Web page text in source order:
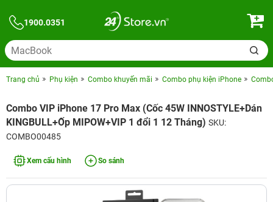
1900.0351
Trang chủ Phụ kiện Combo khuyến mãi Combo phụ kiện iPhone
Combo VIP iPhone 17 Pro Max (Cốc 45W INNOSTYLE+Dán
KINGBULL+Ốp MIPOW+VIP 1 đổi 1 12 Tháng) SKU:
COMBO00485
Xem cấu hình So sánh